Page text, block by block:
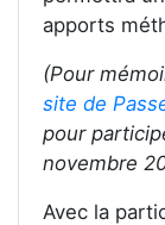
apports
(Pour
site de
pour
novembre
Avec la